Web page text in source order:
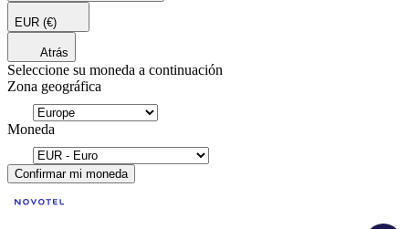
EUR (€)
Atrás
Seleccione su moneda a continuación
Zona geográfica
Moneda
Confirmar mi moneda